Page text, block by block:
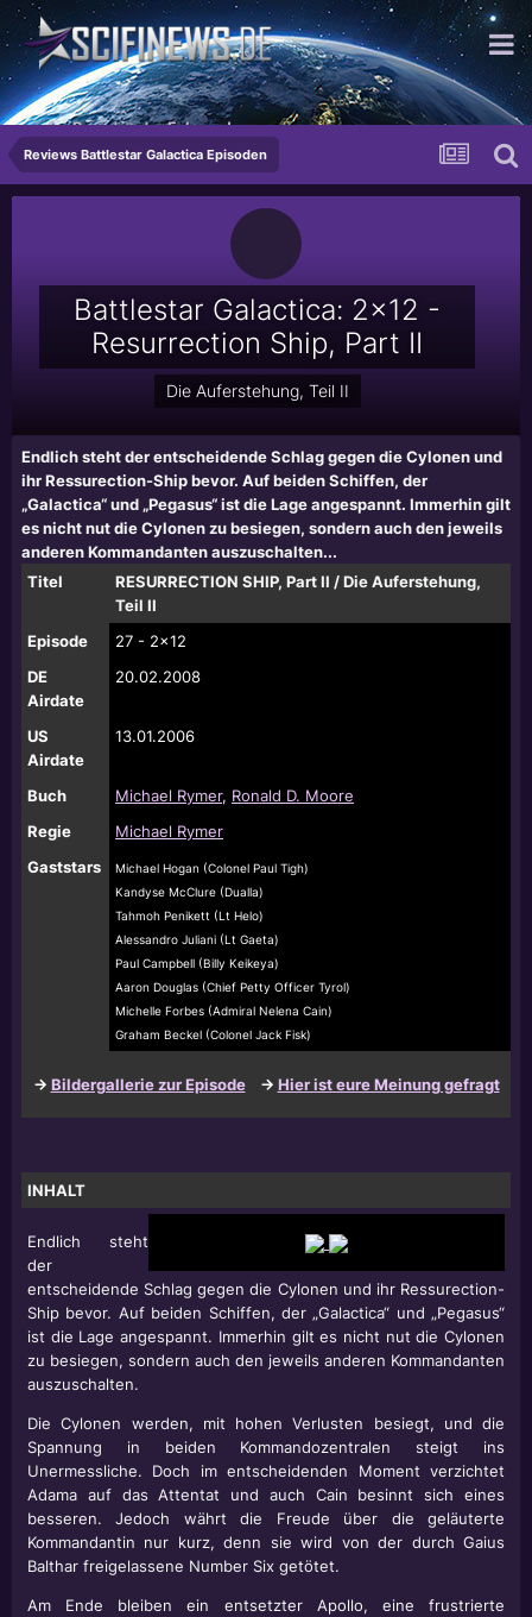
...der Brand in der Felsung!
Reviews Battlestar Galactica Episoden
Battlestar Galactica: 2x12 -
Resurrection Ship, Part II
Die Auferstehung, Teil II
Endlich steht der entscheidende Schlag gegen die Cylonen und
ihr Ressurection-Ship bevor. Auf beiden Schiffen, der
„Galactica“ und „Pegasus“ ist die Lage angespannt. Immerhin gilt
es nicht nut die Cylonen zu besiegen, sondern auch den jeweils
anderen Kommandanten auszuschalten...
Titel
RESURRECTION SHIP, Part II / Die Auferstehung,
Teil II
Episode
27 - 2x12
DE
Airdate
20.02.2008
US
Airdate
13.01.2006
Buch Michael Rymer, Ronald D. Moore
Regie
Michael Rymer
Gaststars
Michael Hogan (Colonel Paul Tigh)
Kandyse McClure (Dualla)
Tahmoh Penikett (Lt Helo)
Alessandro Juliani (Lt Gaeta)
Paul Campbell (Billy Keikeya)
Aaron Douglas (Chief Petty Officer Tyrol)
Michelle Forbes (Admiral Nelena Cain)
Graham Beckel (Colonel Jack Fisk)
-> Bildergallerie zur Episode -> Hier ist eure Meinung gefragt
INHALT
Endlich steht
der
entscheidende Schlag gegen die Cylonen und ihr Ressurection-
Ship bevor. Auf beiden Schiffen, der „Galactica“ und „Pegasus“
ist die Lage angespannt. Immerhin gilt es nicht nut die Cylonen
zu besiegen, sondern auch den jeweils anderen Kommandanten
auszuschalten.
Die Cylonen werden, mit hohen Verlusten besiegt, und die
Spannung in beiden Kommandozentralen steigt ins
Unermessliche. Doch im entscheidenden Moment verzichtet
Adama auf das Attentat und auch Cain besinnt sich eines
besseren. Jedoch währt die Freude über die geläuterte
Kommandantin nur kurz, denn sie wird von der durch Gaius
Balthar freigelassene Number Six getötet.
Am Ende bleiben ein entsetzter Apollo, eine frustrierte